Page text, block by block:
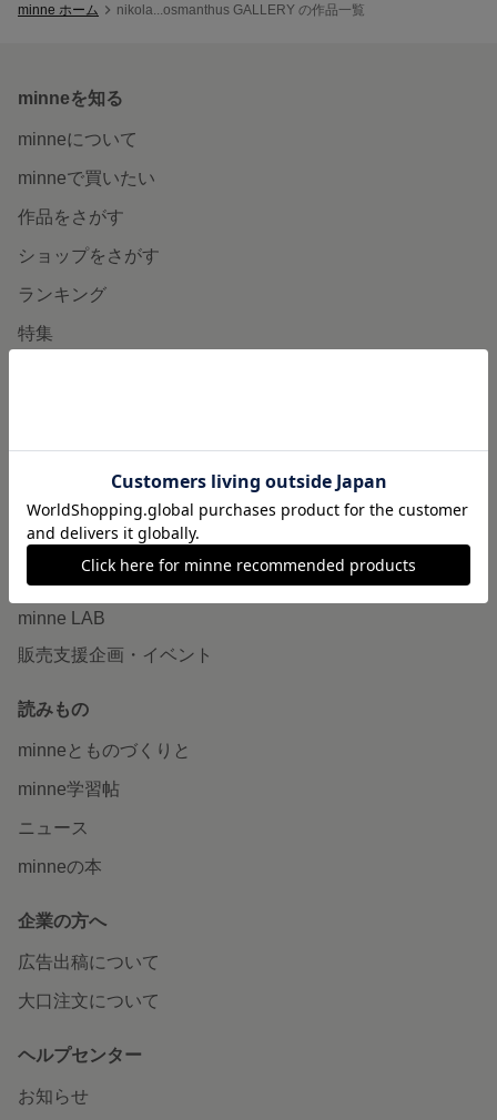
minne ホーム nikola...osmanthus GALLERY の作品一覧
minneを知る
minneについて
minneで買いたい
作品をさがす
ショップをさがす
ランキング
特集
ヴィンテージ販売
ダウンロード販売
minne PLUS
minne LAB
販売支援企画・イベント
読みもの
minneとものづくりと
minne学習帖
ニュース
minneの本
企業の方へ
広告出稿について
大口注文について
ヘルプセンター
お知らせ